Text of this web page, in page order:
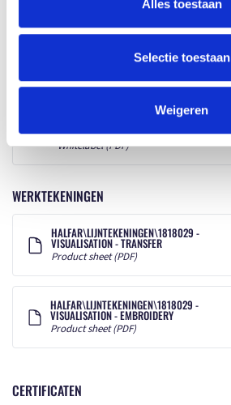
Alles toestaan
Selectie toestaan
Weigeren
1818029 - ORGANIZER XL MODERNCLASSIC
1818029 - ORGANIZER XL MODERNCLASSIC
Whitelabel (PDF)
WERKTEKENINGEN
HALFAR\LIJNTEKENINGEN\1818029 -
VISUALISATION - TRANSFER
Product sheet (PDF)
HALFAR\LIJNTEKENINGEN\1818029 -
VISUALISATION - EMBROIDERY
Product sheet (PDF)
CERTIFICATEN